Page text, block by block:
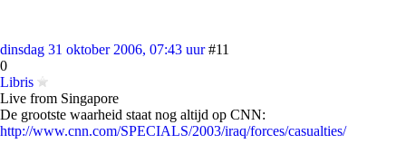
dinsdag 31 oktober 2006, 07:43 uur #11
0
Libris
Live from Singapore
De grootste waarheid staat nog altijd op CNN:
http://www.cnn.com/SPECIALS/2003/iraq/forces/casualties/